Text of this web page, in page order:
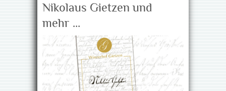
Nikolaus Gietzen und
mehr …